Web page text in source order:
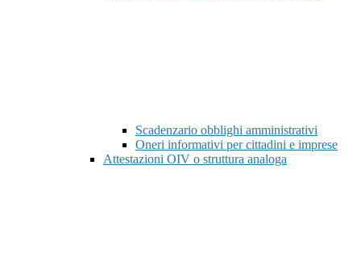
Scadenzario obblighi amministrativi
Oneri informativi per cittadini e imprese
Attestazioni OIV o struttura analoga